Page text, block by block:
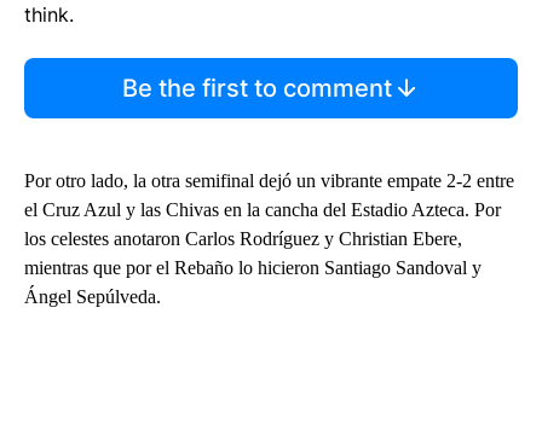
think.
Be the first to comment
Por otro lado, la otra semifinal dejó un vibrante empate 2-2 entre
el Cruz Azul y las Chivas en la cancha del Estadio Azteca. Por
los celestes anotaron Carlos Rodríguez y Christian Ebere,
mientras que por el Rebaño lo hicieron Santiago Sandoval y
Ángel Sepúlveda.